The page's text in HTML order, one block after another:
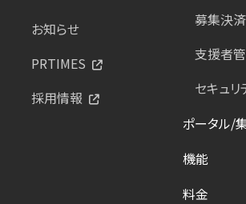
お知らせ
PRTIMES
採用情報
募集決済
支援者
セキュリ
ポータル/
機能
料金